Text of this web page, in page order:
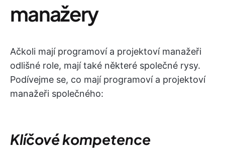
manažery
Ačkoli mají programoví a projektoví manažeři
odlišné role, mají také některé společné rysy.
Podívejme se, co mají programoví a projektoví
manažeři společného:
Klíčové kompetence